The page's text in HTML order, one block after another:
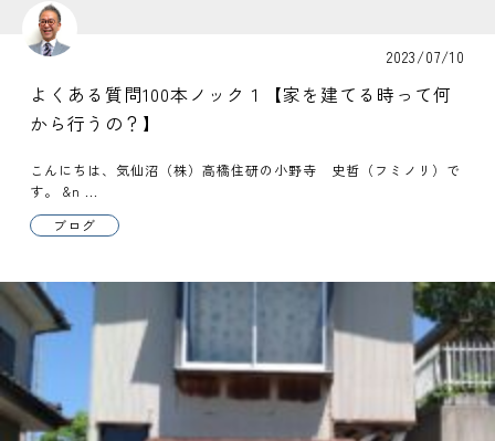
2023/07/10
よくある質問100本ノック１【家を建てる時って何
から行うの？】
こんにちは、気仙沼（株）高橋住研の小野寺 史哲（フミノリ）で
す。 &n ...
ブログ